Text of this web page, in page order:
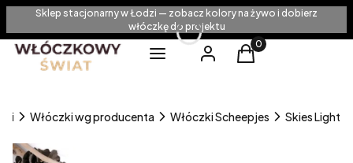
Sklep stacjonarny w Łodzi — zobacz kolory na żywo i dobierz
włóczkę do projektu
Menu
Zaloguj sięProdukty w
Koszyk
Włóczki wg producenta Włóczki Scheepjes Skies Light